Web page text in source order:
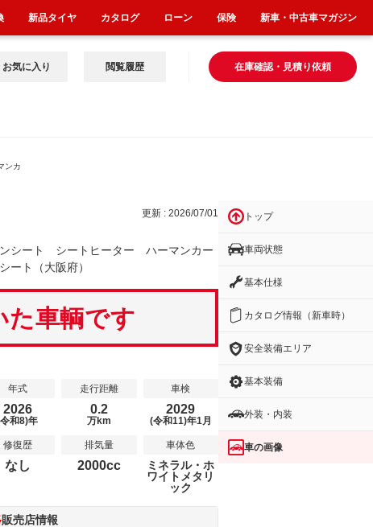
在庫確認・見積り依頼
お気に入り 閲覧履歴
ンカ
更新 : 2026/07/01
シート シートヒーター ハーマンカー
ト（大阪府）
た車輌です
年式
2026
和8)年
走行距離
0.2
万km
車検
2029
(令和11)年1月
修復歴
なし
排気量
2000cc
車体色
ミネラル・ホ
ワイトメタリ
ック
販売店情報
トップ
車両状態
基本仕様
カタログ情報（新車時）
安全装備エリア
基本装備
外装・内装
車の画像
新品タイヤ カタログ ローン 保険 新車・中古車マガジン